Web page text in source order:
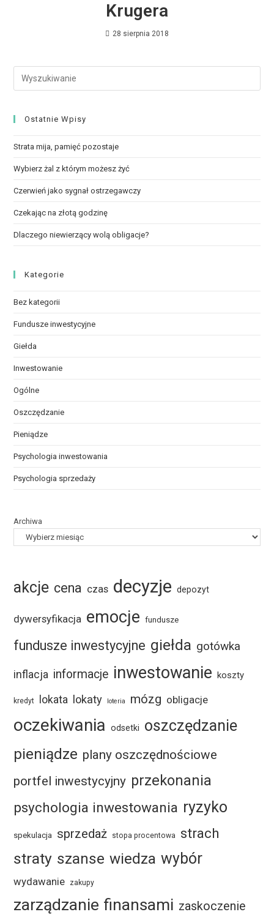
Krugera
28 sierpnia 2018
Ostatnie Wpisy
Strata mija, pamięć pozostaje
Wybierz żal z którym możesz żyć
Czerwień jako sygnał ostrzegawczy
Czekając na złotą godzinę
Dlaczego niewierzący wolą obligacje?
Kategorie
Bez kategorii
Fundusze inwestycyjne
Giełda
Inwestowanie
Ogólne
Oszczędzanie
Pieniądze
Psychologia inwestowania
Psychologia sprzedaży
Archiwa
akcje cena czas decyzje depozyt
dywersyfikacja emocje fundusze
fundusze inwestycyjne giełda gotówka
inflacja informacje inwestowanie koszty
kredyt lokata lokaty loteria mózg obligacje
oczekiwania odsetki
oszczędzanie
pieniądze plany oszczędnościowe
portfel inwestycyjny przekonania
psychologia inwestowania ryzyko
spekulacja sprzedaż stopa procentowa strach
straty szanse wiedza wybór
wydawanie zakupy
zarządzanie finansami zaskoczenie